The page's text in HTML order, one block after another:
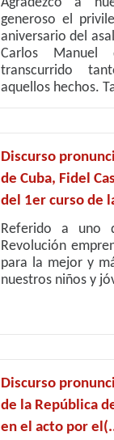
generoso el
aniversario del
Carlos Manuel
transcurrido
aquellos hechos.
Discurso
de Cuba, Fidel
del 1er curso de
Referido a uno
Revolución
para la mejor y
nuestros niños y
Discurso
de la República
en el acto por